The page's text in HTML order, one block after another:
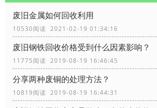
废旧金属如何回收利用
10530阅读 2021-02-19 01:34:16
废旧钢铁回收价格受到什么因素影响？
11775阅读 2019-08-19 16:46:45
分享两种废铜的处理方法？
10819阅读 2019-08-19 16:44:31